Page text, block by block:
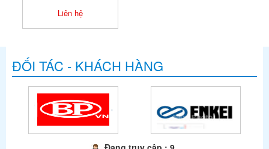
Liên hệ
ĐỐI TÁC - KHÁCH HÀNG